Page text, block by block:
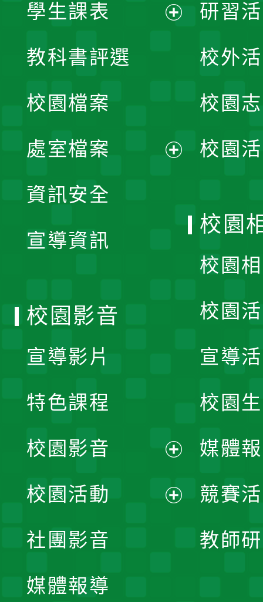
學生課表
單
教科書評選
校園檔案
處室檔案
資訊安全
宣導資訊
研習
校外
校園
校園
校園
校園
校園
宣導
校園
媒體
競賽
教師
校園影音
宣導影片
特色課程
校園影音
開
校園活動
社團影音
媒體報導